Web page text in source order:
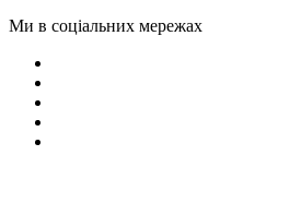
Ми в соціальних мережах